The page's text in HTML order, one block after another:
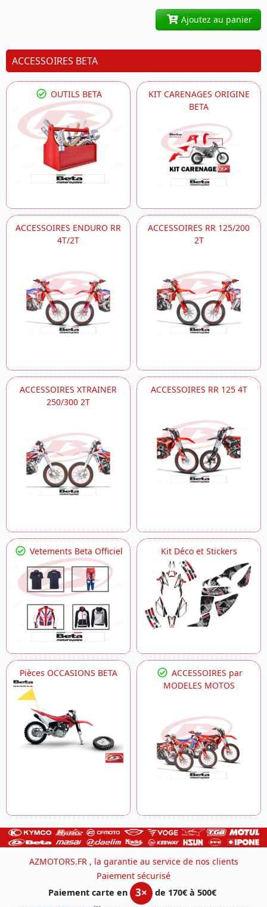
Ajoutez au panier
ACCESSOIRES BETA
OUTILS BETA
KIT CARENAGES ORIGINE
BETA
ACCESSOIRES ENDURO RR
4T/2T
ACCESSOIRES RR 125/200
2T
ACCESSOIRES XTRAINER
250/300 2T
ACCESSOIRES RR 125 4T
Vetements Beta Officiel Kit Déco et Stickers
Pièces OCCASIONS BETA
ACCESSOIRES par
MODELES MOTOS
AZMOTORS.FR , la garantie au service de nos clients
Paiement sécurisé
Paiement carte en
3×
de 170€ à 500€